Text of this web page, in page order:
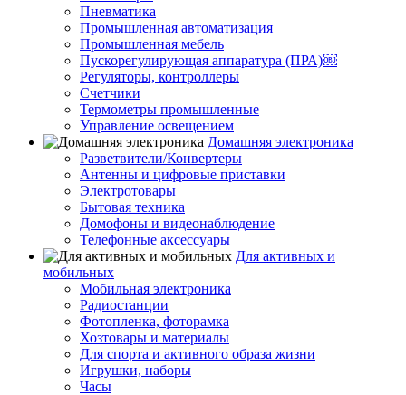
Пневматика
Промышленная автоматизация
Промышленная мебель
Пускорегулирующая аппаратура (ПРА)￼
Регуляторы, контроллеры
Счетчики
Термометры промышленные
Управление освещением
Домашняя электроника
Разветвители/Конвертеры
Антенны и цифровые приставки
Электротовары
Бытовая техника
Домофоны и видеонаблюдение
Телефонные аксессуары
Для активных и
мобильных
Мобильная электроника
Радиостанции
Фотопленка, фоторамка
Хозтовары и материалы
Для спорта и активного образа жизни
Игрушки, наборы
Часы